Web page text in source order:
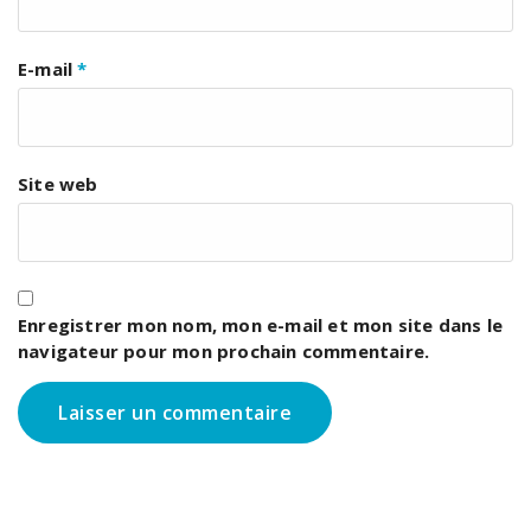
E-mail*
Site web
Enregistrer mon nom, mon e-mail et mon site dans le
navigateur pour mon prochain commentaire.